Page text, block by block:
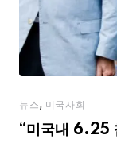
뉴스, 미국사회
“미국내 6.25